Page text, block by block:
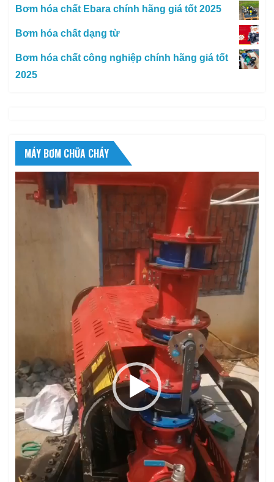
Bơm hóa chất Ebara chính hãng giá tốt 2025
Bơm hóa chất dạng từ
Bơm hóa chất công nghiệp chính hãng giá tốt
2025
MÁY BƠM CHỮA CHÁY
Trình
chơi